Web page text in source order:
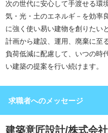
次の世代に安心して手渡せる環
気・光・土のエネルギ－を効率
に強く使い易い建物を創りたい
計画から建設、運用、廃棄に至
負荷低減に配慮して、いつの時
い建築の提案を行い続けます。
求職者へのメッセージ
建築意匠設計/株式会